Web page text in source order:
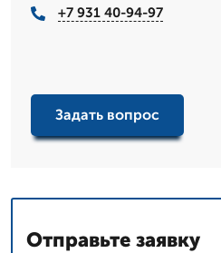
+7 931 40-94-97
Задать вопрос
Отправьте заявку